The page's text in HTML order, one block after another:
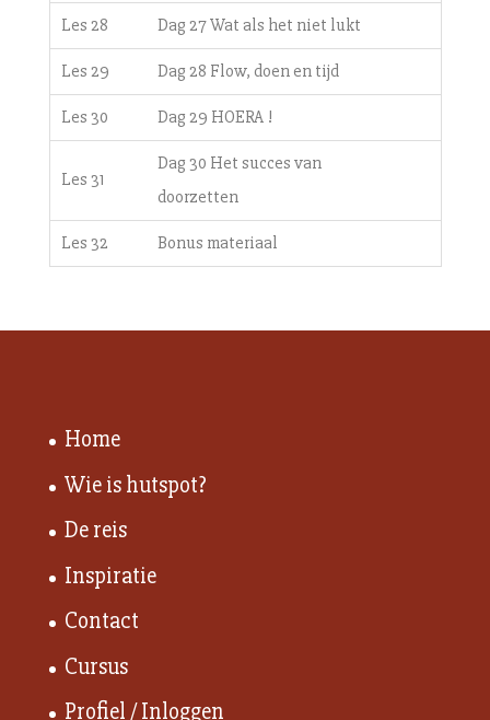
Les 28 Dag 27 Wat als het niet lukt
Les 29 Dag 28 Flow, doen en tijd
Les 30 Dag 29 HOERA !
Les 31
Dag 30 Het succes van
doorzetten
Les 32 Bonus materiaal
Home
Wie is hutspot?
De reis
Inspiratie
Contact
Cursus
Profiel / Inloggen